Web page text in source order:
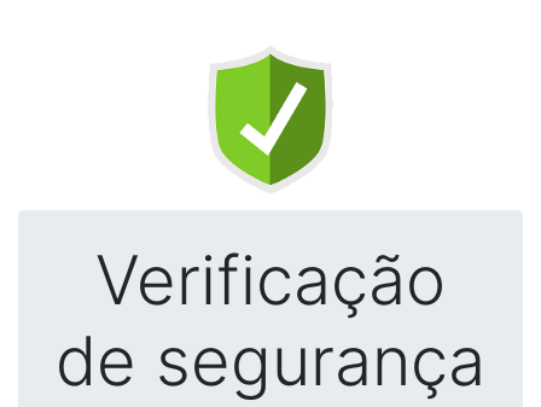
Verificação
de segurança